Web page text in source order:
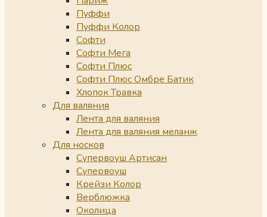
Пуффи
Пуффи Колор
Софти
Софти Мега
Софти Плюс
Софти Плюс Омбре Батик
Хлопок Травка
Для валяния
Лента для валяния
Лента для валяния меланж
Для носков
Супервоуш Артисан
Супервоуш
Крейзи Колор
Верблюжка
Околица